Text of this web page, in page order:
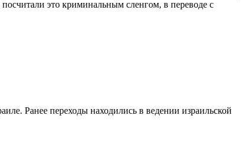
это криминальным сленгом, в переводе с
Ранее переходы находились в ведении израильской